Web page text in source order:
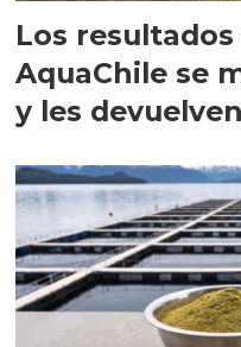
Los
AquaChile se
y les